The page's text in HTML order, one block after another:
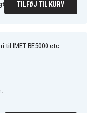
TILFØJ TIL KURV
til IMET BE5000 etc.